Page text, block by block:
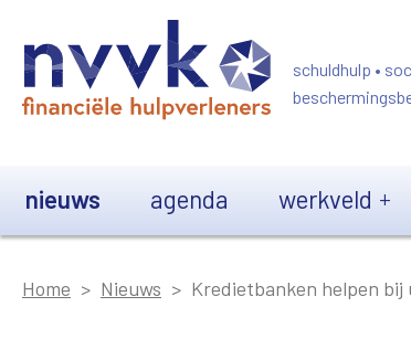
schuldhulp •
nieuws agenda werkveld
Home Nieuws Kredietbanken helpen bij